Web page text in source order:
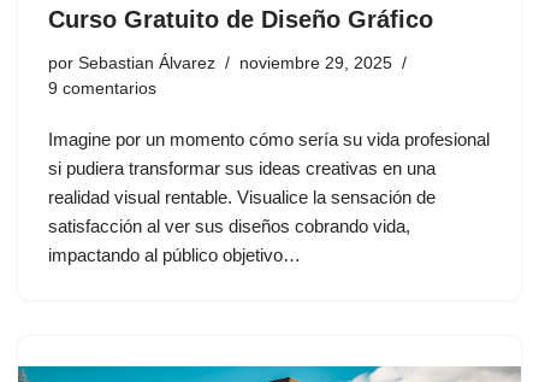
Curso Gratuito de Diseño Gráfico
por Sebastian Álvarez
noviembre 29, 2025
9 comentarios
Imagine por un momento cómo sería su vida profesional
si pudiera transformar sus ideas creativas en una
realidad visual rentable. Visualice la sensación de
satisfacción al ver sus diseños cobrando vida,
impactando al público objetivo…